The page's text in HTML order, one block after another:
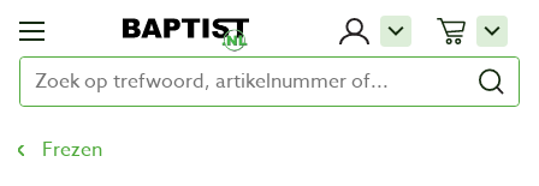
Frezen